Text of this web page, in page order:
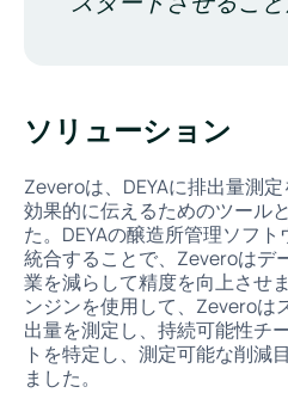
ソリューション
Zeveroは、DEYAに排出量測
効果的に伝えるためのツール
た。DEYAの醸造所管理ソフ
統合することで、Zeveroはデ
業を減らして精度を向上させ
ンジンを使用して、Zeveroは
出量を測定し、持続可能性チ
トを特定し、測定可能な削減
ました。